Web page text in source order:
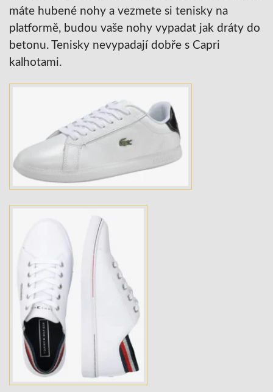
máte hubené nohy a vezmete si tenisky na
platformě, budou vaše nohy vypadat jak dráty do
betonu. Tenisky nevypadají dobře s Capri
kalhotami.